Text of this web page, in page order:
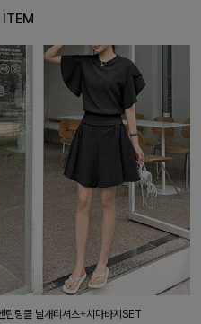
ITEM
틴링클 날개티셔츠+치마바지SET